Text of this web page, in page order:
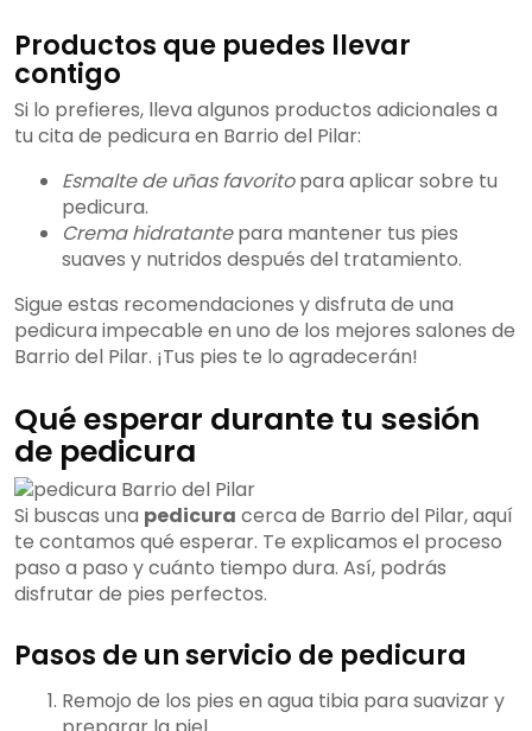
Productos que puedes llevar
contigo
Si lo prefieres, lleva algunos productos adicionales a
tu cita de pedicura en Barrio del Pilar:
Esmalte de uñas favoritopara aplicar sobre tu
pedicura.
Crema hidratantepara mantener tus pies
suaves y nutridos después del tratamiento.
Sigue estas recomendaciones y disfruta de una
pedicura impecable en uno de los mejores salones de
Barrio del Pilar. ¡Tus pies te lo agradecerán!
Qué esperar durante tu sesión
de pedicura
Si buscas una pedicura cerca de Barrio del Pilar, aquí
te contamos qué esperar. Te explicamos el proceso
paso a paso y cuánto tiempo dura. Así, podrás
disfrutar de pies perfectos.
Pasos de un servicio de pedicura
Remojo de los pies en agua tibia para suavizar y